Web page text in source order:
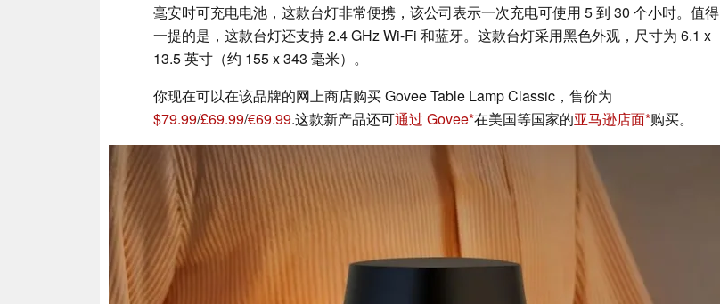
毫安时可充电电池，这款台灯非常便携，该公司表示一次充电可使用 5 到 30 个小时。值得
一提的是，这款台灯还支持 2.4 GHz Wi-Fi 和蓝牙。这款台灯采用黑色外观，尺寸为 6.1 x
13.5 英寸（约 155 x 343 毫米）。
你现在可以在该品牌的网上商店购买 Govee Table Lamp Classic，售价为
$79.99/£69.99/€69.99.这款新产品还可通过 Govee 在美国等国家的亚马逊店面 购买。